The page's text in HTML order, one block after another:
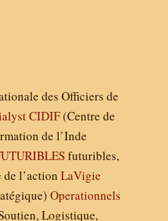
des Officiers de
CIDIF(Centre de
de l’Inde
futuribles,
l’action LaVigie
Operationnels
Logistique,